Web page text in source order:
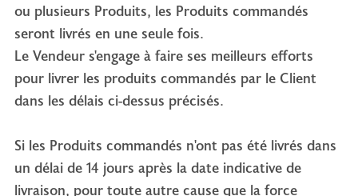
ou plusieurs Produits, les Produits commandés
seront livrés en une seule fois.
Le Vendeur s'engage à faire ses meilleurs efforts
pour livrer les produits commandés par le Client
dans les délais ci-dessus précisés.
Si les Produits commandés n'ont pas été livrés dans
un délai de 14 jours après la date indicative de
livraison, pour toute autre cause que la force